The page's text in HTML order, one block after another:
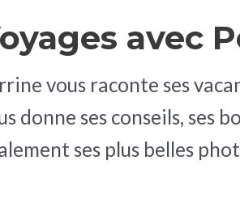
avec
vous raconte ses
donne ses conseils, ses
ses plus belles